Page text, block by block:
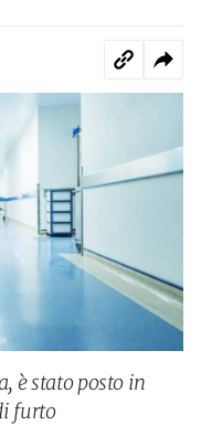
è stato posto in
furto